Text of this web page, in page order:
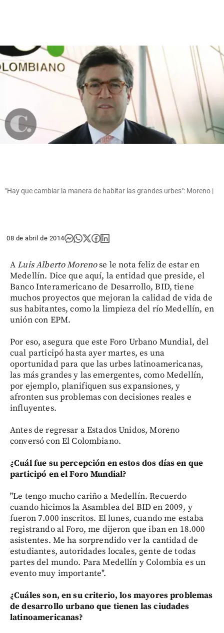
"Hay que cambiar la manera de habitar las grandes urbes": Moreno |
08 de abril de 2014
ALuis Alberto Morenose le nota feliz de estar en
Medellín. Dice que aquí, la entidad que preside, el
Banco Interamericano de Desarrollo, BID, tiene
muchos proyectos que mejoran la calidad de vida de
sus habitantes, como la limpieza del río Medellín, en
unión con EPM.
Por eso, asegura que este Foro Urbano Mundial, del
cual participó hasta ayer martes, es una
oportunidad para que las urbes latinoamericanas,
las más grandes y las emergentes, como Medellín,
por ejemplo, planifiquen sus expansiones, y
afronten sus problemas con decisiones reales e
influyentes.
Antes de regresar a Estados Unidos, Moreno
conversó con El Colombiano.
¿Cuál fue su percepción en estos dos días en que
participó en el Foro Mundial?
"Le tengo mucho cariño a Medellín. Recuerdo
cuando hicimos la Asamblea del BID en 2009, y
fueron 7.000 inscritos. El lunes, cuando me estaba
registrando al Foro, me dijeron que iban en 18.000
asistentes. Me ha sorprendido ver la cantidad de
estudiantes, autoridades locales, gente de todas
partes del mundo. Para Medellín y Colombia es un
evento muy importante".
¿Cuáles son, en su criterio, los mayores problemas
de desarrollo urbano que tienen las ciudades
latinoamericanas?